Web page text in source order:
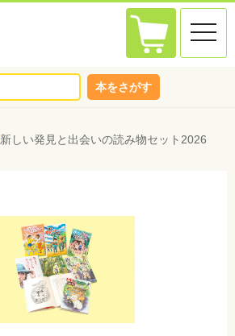
toggle
本をさがす
新しい発見と出会いの読み物セット2026